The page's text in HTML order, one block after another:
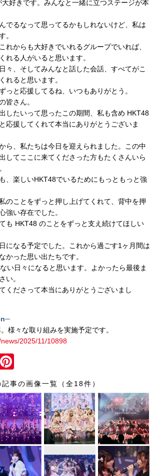
好きです。みんなと一緒に立つステージが本
でるなって思ってるかもしれないけど、私は
。
れからも大好きでいれるグループでいれば、
れる人がいると思います。
々、そしてみんなと話した会話、すべてがこ
れると思います。
っと応援してるね、いつもありがとう。
皆さん。
したいって思ったこの期間、私も含め HKT48
応援してくれて本当にありがとうございま
ら、私たちは今日を迎えられました。この中
してここに来てくださった方もたくさんいら
、楽しいHKT48でいるためにもっともっと強
のことをずっと押し上げてくれて、背中を押
強い存在でした。
も HKT48 のことをずっと支え続けてほしい
になる予定でした。これから過ごす1ヶ月間は
かった思い出たちです。
い日々になると思います。よかったら最後ま
い。
くださって本当にありがとうございまし
様々な取り組みを実施予定です。
2025/11/10898
Li
nt
er
e
st
記事の画像一覧（全18件）